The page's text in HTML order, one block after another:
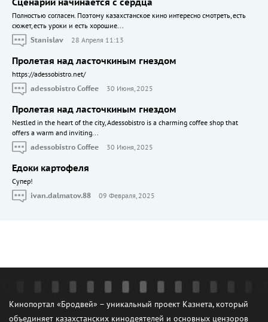
Сценарий начинается с сердца
Полностью согласен. Поэтому казахстанское кино интересно смотреть, есть
сюжет, есть уроки и есть хорошие...
Stanislav
28 Апреля 11:13
Пролетая над ласточкиным гнездом
https://adessobistro.net/
adessobistro Coffee
30 Июня, 2025
Пролетая над ласточкиным гнездом
Nestled in the heart of the city, Adessobistro is a charming coffee shop that
offers a warm and inviting...
adessobistro Coffee
30 Июня, 2025
Едоки картофеля
Cупер!
ivan.dalmatov.88
09 Февраля, 2025
Кинопортал «Бродвей» – уникальный проект Казнета, который
объединяет казахстанских кинодеятелей и основных цензоров